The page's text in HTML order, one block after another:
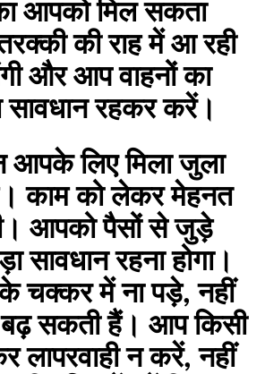
आपको मिल सकता
की राह में आ रही
और आप वाहनों का
सावधान रहकर करें।
आपके लिए मिला जुला
काम को लेकर मेहनत
आपको पैसों से जुड़े
सावधान रहना होगा।
चक्कर में ना पड़े, नहीं
बढ़ सकती हैं। आप किसी
लापरवाही न करें, नहीं